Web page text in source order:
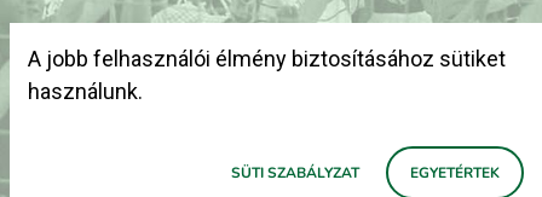
A 0 bajnoki címmel rendelkező borsodi kis csapat
szurkolói 2 éve nagyon készülnek a Ferencváros elleni
El kell söpörni őket a hangunkkal!
A jobb felhasználói élmény biztosításához sütiket
használunk.
SÜTI SZABÁLYZAT EGYETÉRTEK